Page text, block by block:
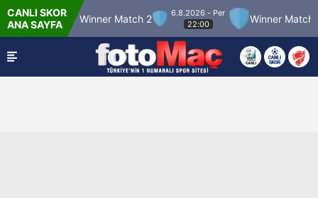
CANLI SKOR
ANA SAYFA
Match 12 Winner Match 2
6.8.2026 - Per
22:00
Winner Match 3